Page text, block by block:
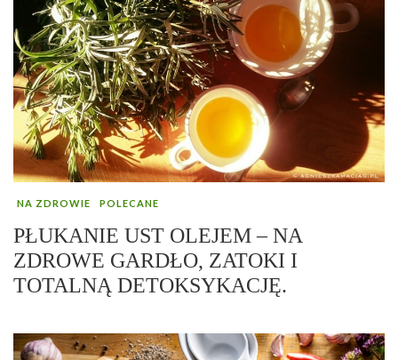
NA ZDROWIE POLECANE
PŁUKANIE UST OLEJEM – NA
ZDROWE GARDŁO, ZATOKI I
TOTALNĄ DETOKSYKACJĘ.